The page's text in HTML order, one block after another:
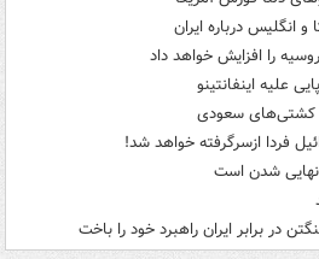
انگلیس درباره ایران
را افزایش خواهد داد
علیه اینفانتینو
کشتی‌های سعودی
فردا ازسرگرفته خواهد شد!
نهایی شدن است
در برابر ایران راهبرد خود را باخت